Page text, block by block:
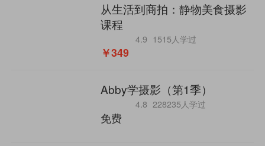
从生活到商拍：静物美食摄影
课程
4.9 1515人学过
￥349
Abby学摄影（第1季）
4.8 228235人学过
免费